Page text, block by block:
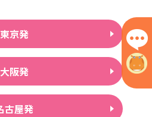
東京発
大阪発
古屋発